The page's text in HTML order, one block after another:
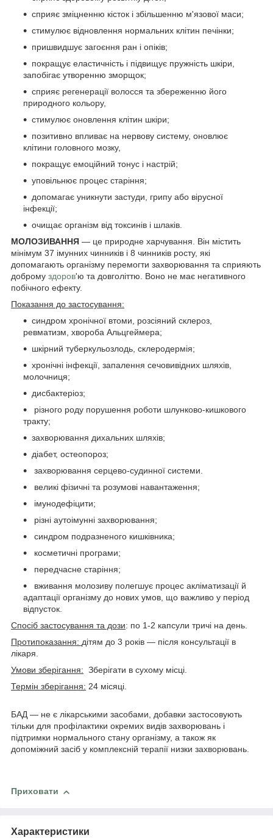
сприяє зміцненню кісток і збільшенню м'язової маси;
стимулює відновлення нормальних клітин печінки;
пришвидшує загоєння ран і опіків;
покращує еластичність і підвищує пружність шкіри,
запобігає утворенню зморщок;
сприяє регенерації волосся та збереженню його
природного кольору,
стимулює оновлення клітин шкіри;
позитивно впливає на нервову систему, оновлює
клітини головного мозку,
покращує емоційний тонус і настрій;
уповільнює процес старіння;
допомагає уникнути застуди, грипу або вірусної
інфекції;
очищає організм від токсинів і шлаків.
МОЛОЗИВАННЯ — це природне харчування. Він містить
мінімум 37 імунних чинників і 8 чинників росту, які
допомагають організму перемогти захворювання та сприяють
доброму здоров'ю та довголіттю. Воно не має негативного
побічного ефекту.
Показання до застосування:
синдром хронічної втоми, розсіяний склероз,
ревматизм, хвороба Альцгеймера;
шкірний туберкульозлодь, склеродермія;
хронічні інфекції, запалення сечовивідних шляхів,
молочниця;
дисбактеріоз;
різного роду порушення роботи шлунково-кишкового
тракту;
захворювання дихальних шляхів;
діабет, остеопороз;
захворювання серцево-судинної системи.
великі фізичні та розумові навантаження;
імунодефіцити;
різні аутоімунні захворювання;
синдром подразненого кишківника;
косметичні програми;
передчасне старіння;
вживання молозиву полегшує процес акліматизації й
адаптації організму до нових умов, що важливо у період
відпусток.
Спосіб застосування та дози: по 1-2 капсули тричі на день.
Протипоказання: дітям до 3 років — після консультації в
лікаря.
Умови зберігання: Зберігати в сухому місці.
Термін зберігання: 24 місяці.
БАД — не є лікарськими засобами, добавки застосовують
тільки для профілактики окремих видів захворювань і
підтримки нормального стану організму, а також як
допоміжний засіб у комплексній терапії низки захворювань.
Приховати
Характеристики